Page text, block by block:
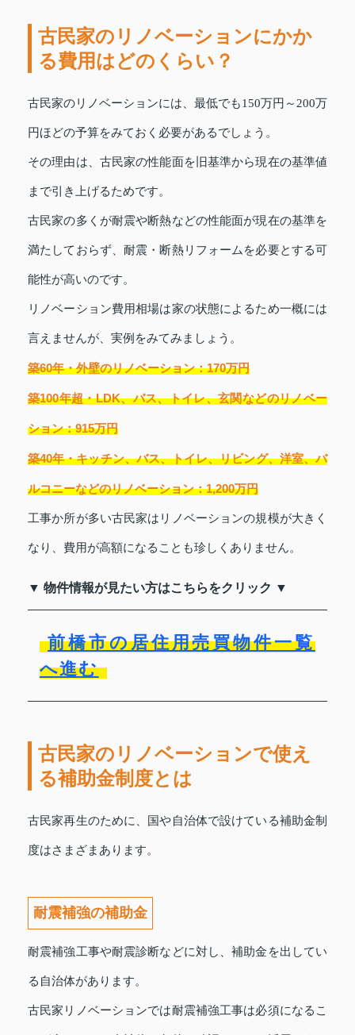
古民家のリノベーションにかか
る費用はどのくらい？
古民家のリノベーションには、最低でも150万円～200万
円ほどの予算をみておく必要があるでしょう。
その理由は、古民家の性能面を旧基準から現在の基準値
まで引き上げるためです。
古民家の多くが耐震や断熱などの性能面が現在の基準を
満たしておらず、耐震・断熱リフォームを必要とする可
能性が高いのです。
リノベーション費用相場は家の状態によるため一概には
言えませんが、実例をみてみましょう。
築60年・外壁のリノベーション：170万円
築100年超・LDK、バス、トイレ、玄関などのリノベー
ション：915万円
築40年・キッチン、バス、トイレ、リビング、洋室、バ
ルコニーなどのリノベーション：1,200万円
工事か所が多い古民家はリノベーションの規模が大きく
なり、費用が高額になることも珍しくありません。
▼ 物件情報が見たい方はこちらをクリック ▼
前橋市の居住用売買物件一覧
へ進む
古民家のリノベーションで使え
る補助金制度とは
古民家再生のために、国や自治体で設けている補助金制
度はさまざまあります。
耐震補強の補助金
耐震補強工事や耐震診断などに対し、補助金を出してい
る自治体があります。
古民家リノベーションでは耐震補強工事は必須になるこ